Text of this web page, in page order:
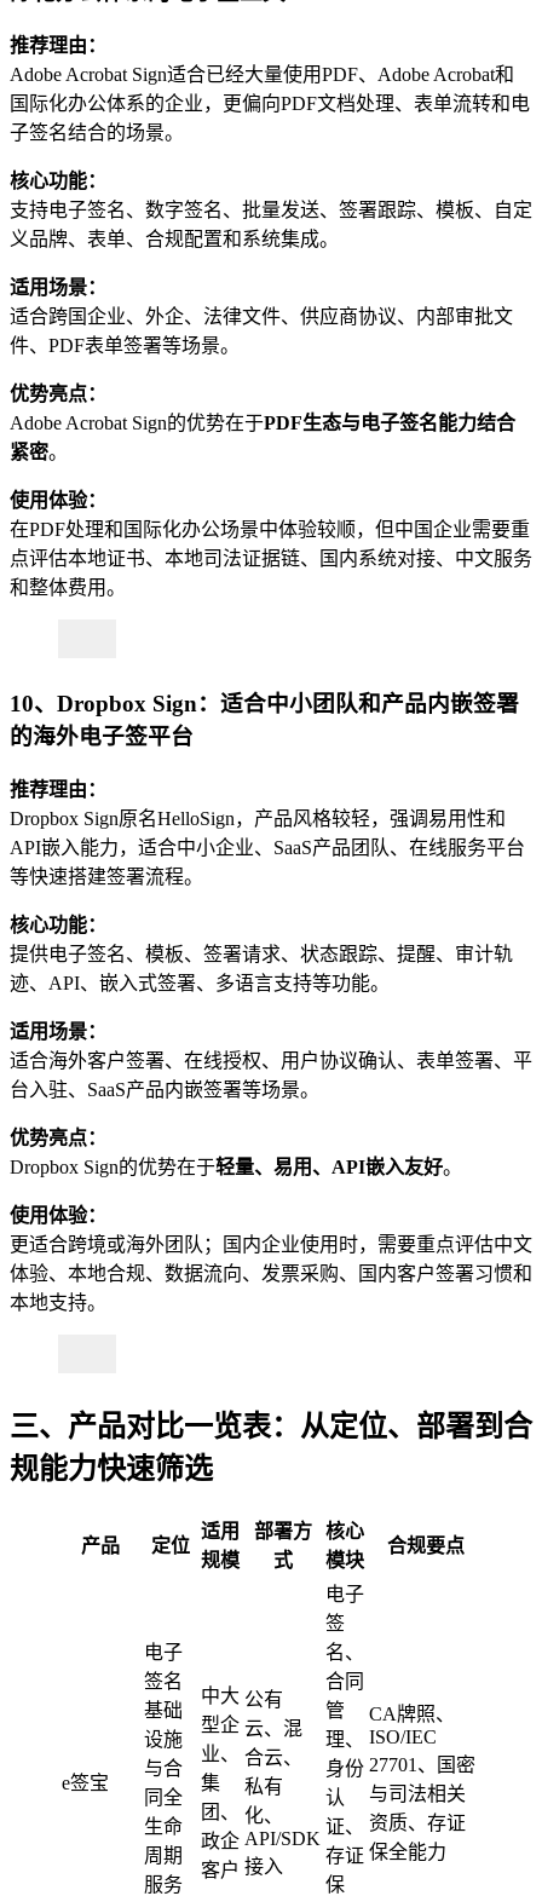
推荐理由：
Adobe Acrobat Sign适合已经大量使用PDF、Adobe Acrobat和
国际化办公体系的企业，更偏向PDF文档处理、表单流转和电
子签名结合的场景。
核心功能：
支持电子签名、数字签名、批量发送、签署跟踪、模板、自定
义品牌、表单、合规配置和系统集成。
适用场景：
适合跨国企业、外企、法律文件、供应商协议、内部审批文
件、PDF表单签署等场景。
优势亮点：
Adobe Acrobat Sign的优势在于PDF生态与电子签名能力结合
紧密。
使用体验：
在PDF处理和国际化办公场景中体验较顺，但中国企业需要重
点评估本地证书、本地司法证据链、国内系统对接、中文服务
和整体费用。
10、Dropbox Sign：适合中小团队和产品内嵌签署
的海外电子签平台
推荐理由：
Dropbox Sign原名HelloSign，产品风格较轻，强调易用性和
API嵌入能力，适合中小企业、SaaS产品团队、在线服务平台
等快速搭建签署流程。
核心功能：
提供电子签名、模板、签署请求、状态跟踪、提醒、审计轨
迹、API、嵌入式签署、多语言支持等功能。
适用场景：
适合海外客户签署、在线授权、用户协议确认、表单签署、平
台入驻、SaaS产品内嵌签署等场景。
优势亮点：
Dropbox Sign的优势在于轻量、易用、API嵌入友好。
使用体验：
更适合跨境或海外团队；国内企业使用时，需要重点评估中文
体验、本地合规、数据流向、发票采购、国内客户签署习惯和
本地支持。
三、产品对比一览表：从定位、部署到合
规能力快速筛选
产品 定位
适用
规模
部署方
式
核心
模块
合规要点
e签宝
电子
签名
基础
设施
与合
同全
生命
周期
服务
中大
型企
业、
集
团、
政企
客户
公有
云、混
合云、
私有
化、
API/SDK
接入
电子
签
名、
合同
管
理、
身份
认
证、
存证
保
CA牌照、
ISO/IEC
27701、国密
与司法相关
资质、存证
保全能力